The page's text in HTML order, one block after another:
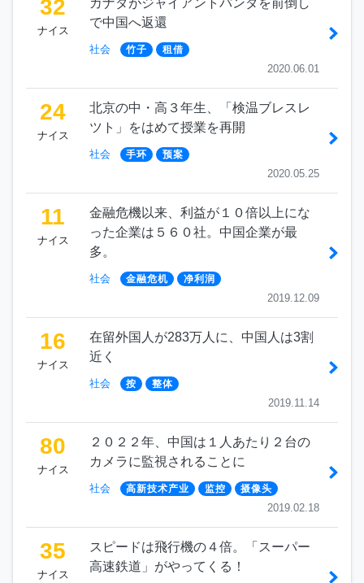
32
ナイス
カナダがジャイアントパンダを前倒し
で中国へ返還
社会 竹子 租借
2020.06.01
24
ナイス
北京の中・高３年生、「検温ブレスレ
ツト」をはめて授業を再開
社会 手环 预案
2020.05.25
11
ナイス
金融危機以来、利益が１０倍以上にな
った企業は５６０社。中国企業が最
多。
社会 金融危机 净利润
2019.12.09
16
ナイス
在留外国人が283万人に、中国人は3割
近く
社会 按 整体
2019.11.14
80
ナイス
２０２２年、中国は１人あたり２台の
カメラに監視されることに
社会 高新技术产业 监控 摄像头
2019.02.18
35
ナイス
スピードは飛行機の４倍。「スーパー
高速鉄道」がやってくる！